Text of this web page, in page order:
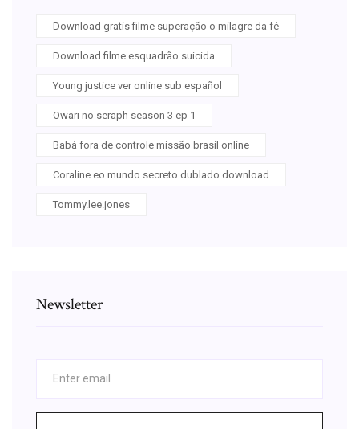
Download gratis filme superação o milagre da fé
Download filme esquadrão suicida
Young justice ver online sub español
Owari no seraph season 3 ep 1
Babá fora de controle missão brasil online
Coraline eo mundo secreto dublado download
Tommy.lee.jones
Newsletter